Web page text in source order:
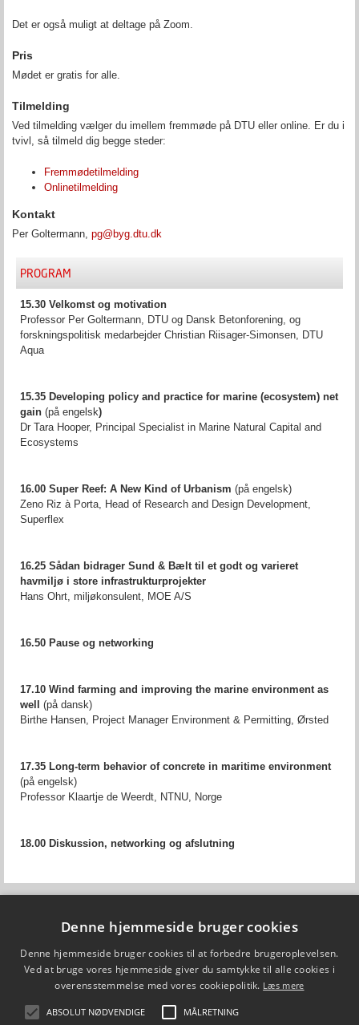
Det er også muligt at deltage på Zoom.
Pris
Mødet er gratis for alle.
Tilmelding
Ved tilmelding vælger du imellem fremmøde på DTU eller online. Er du i
tvivl, så tilmeld dig begge steder:
Fremmødetilmelding
Onlinetilmelding
Kontakt
Per Goltermann, pg@byg.dtu.dk
PROGRAM
15.30 Velkomst og motivation
Professor Per Goltermann, DTU og Dansk Betonforening, og
forskningspolitisk medarbejder Christian Riisager-Simonsen, DTU
Aqua
15.35 Developing policy and practice for marine (ecosystem) net
gain (på engelsk)
Dr Tara Hooper, Principal Specialist in Marine Natural Capital and
Ecosystems
16.00 Super Reef: A New Kind of Urbanism (på engelsk)
Zeno Riz à Porta, Head of Research and Design Development,
Superflex
16.25 Sådan bidrager Sund & Bælt til et godt og varieret
havmiljø i store infrastrukturprojekter
Hans Ohrt, miljøkonsulent, MOE A/S
16.50 Pause og networking
17.10 Wind farming and improving the marine environment as
well (på dansk)
Birthe Hansen, Project Manager Environment & Permitting, Ørsted
17.35 Long-term behavior of concrete in maritime environment
(på engelsk)
Professor Klaartje de Weerdt, NTNU, Norge
18.00 Diskussion, networking og afslutning
Fiskepleje.dk
Vejlsøvej 39
8600 Silkeborg
ffi@aqua.dtu.dk
Brug af personoplysninger
Denne hjemmeside bruger cookies
Denne hjemmeside bruger cookies til at forbedre brugeroplevelsen.
Ved at bruge vores hjemmeside giver du samtykke til alle cookies i
overensstemmelse med vores cookiepolitik. Læs mere
ABSOLUT NØDVENDIGE MÅLRETNING